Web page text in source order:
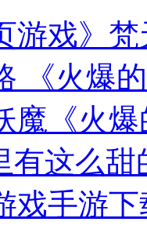
游戏》
《火爆
魔《火
有这么
戏手游下